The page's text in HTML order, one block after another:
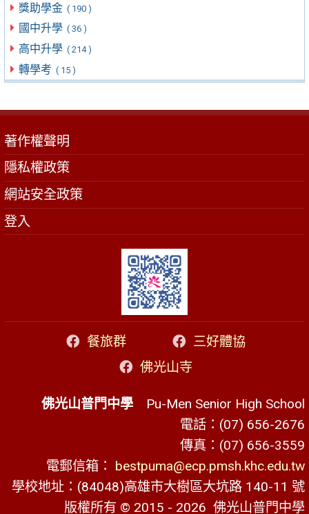
獎助學金 ( 190 )
國中升學 ( 36 )
高中升學 ( 214 )
轉學考 ( 15 )
著作權聲明
隱私權政策
網站安全政策
登入
餐旅群
三好體協
佛光山寺
佛光山普門中學 Pu-Men Senior High School
電話：(07) 656-2676
傳真：(07) 656-3559
電郵信箱： bestpuma@ecp.pmsh.khc.edu.tw
學校地址：(84048)高雄市大樹區大坑路 140-11 號
版權所有 © 2015 - 2026 佛光山普門中學